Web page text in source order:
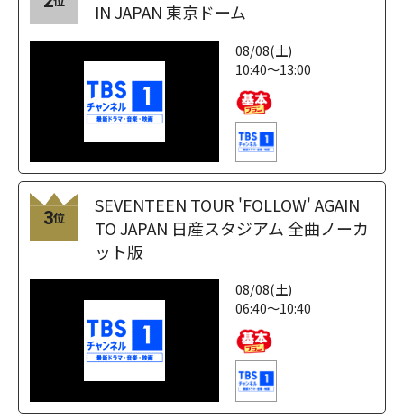
IN JAPAN 東京ドーム
08/08(土)
10:40～13:00
3位
SEVENTEEN TOUR 'FOLLOW' AGAIN
TO JAPAN 日産スタジアム 全曲ノーカ
ット版
08/08(土)
06:40～10:40